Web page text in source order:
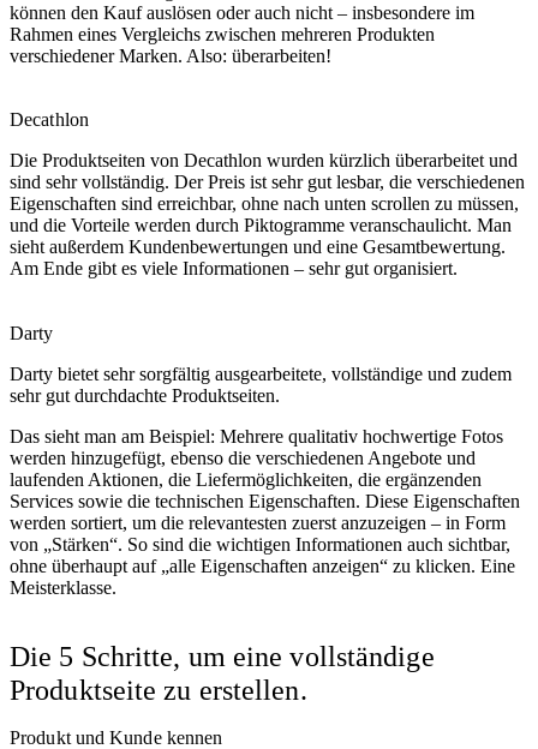
können den Kauf auslösen oder auch nicht – insbesondere im
Rahmen eines Vergleichs zwischen mehreren Produkten
verschiedener Marken. Also: überarbeiten!
Decathlon
Die Produktseiten von Decathlon wurden kürzlich überarbeitet und
sind sehr vollständig. Der Preis ist sehr gut lesbar, die verschiedenen
Eigenschaften sind erreichbar, ohne nach unten scrollen zu müssen,
und die Vorteile werden durch Piktogramme veranschaulicht. Man
sieht außerdem Kundenbewertungen und eine Gesamtbewertung.
Am Ende gibt es viele Informationen – sehr gut organisiert.
Darty
Darty bietet sehr sorgfältig ausgearbeitete, vollständige und zudem
sehr gut durchdachte Produktseiten.
Das sieht man am Beispiel: Mehrere qualitativ hochwertige Fotos
werden hinzugefügt, ebenso die verschiedenen Angebote und
laufenden Aktionen, die Liefermöglichkeiten, die ergänzenden
Services sowie die technischen Eigenschaften. Diese Eigenschaften
werden sortiert, um die relevantesten zuerst anzuzeigen – in Form
von „Stärken“. So sind die wichtigen Informationen auch sichtbar,
ohne überhaupt auf „alle Eigenschaften anzeigen“ zu klicken. Eine
Meisterklasse.
Die 5 Schritte, um eine vollständige
Produktseite zu erstellen.
Produkt und Kunde kennen